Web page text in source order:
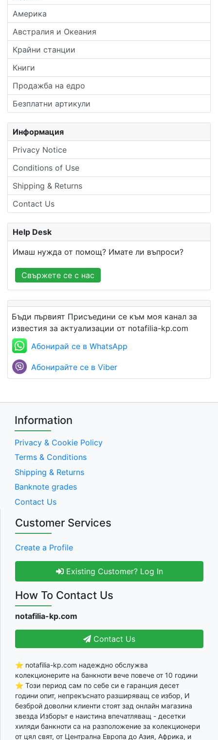
Америка
Австралия и Океания
Крайни станции
Книги
Продажба на едро
Безплатни артикули
Информация
Privacy Notice
Conditions of Use
Shipping & Returns
Contact Us
Help Desk
Имаш нужда от помощ? Имате ли въпроси?
Свържете се с нас
Бъди първият Присъедини се към моя канал за
известия за актуализации от notafilia-kp.com
Абонирай се в WhatsApp
Абонирайте се в Viber
Information
Privacy & Cookie Policy
Terms & Conditions
Shipping & Returns
Banknote grades
Contact Us
Customer Services
Create a Profile
Existing Customer? Log In
How To Contact Us
notafilia-kp.com
Contact Us
⭐ notafilia-kp.com надеждно обслужва
колекционерите на банкноти вече повече от 10 години
⭐ Този период сам по себе си е гаранция десет
години опит, непрекъснато разширяващ се избор, И
безброй доволни клиенти стоят зад онлайн магазина
звезда Изборът е наистина впечатляващ - десетки
хиляди банкноти са на разположение за колекционери
от цял свят, от Централна Европа до Азия, Африка, и